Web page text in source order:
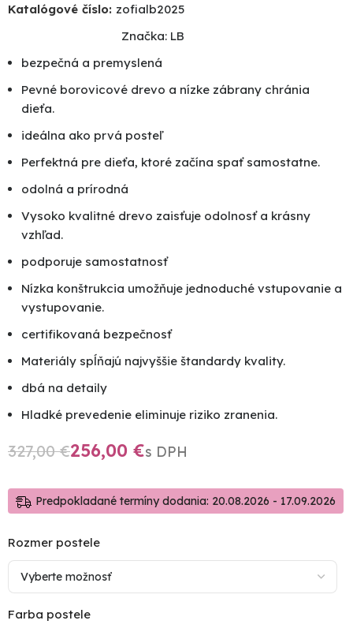
Katalógové číslo: zofialb2025
Značka: LB
bezpečná a premyslená
Pevné borovicové drevo a nízke zábrany chránia
dieťa.
ideálna ako prvá posteľ
Perfektná pre dieťa, ktoré začína spať samostatne.
odolná a prírodná
Vysoko kvalitné drevo zaisťuje odolnosť a krásny
vzhľad.
podporuje samostatnosť
Nízka konštrukcia umožňuje jednoduché vstupovanie a
vystupovanie.
certifikovaná bezpečnosť
Materiály spĺňajú najvyššie štandardy kvality.
dbá na detaily
Hladké prevedenie eliminuje riziko zranenia.
327,00€256,00€
Predpokladané termíny dodania: 20.08.2026 - 17.09.2026
Rozmer postele
Farba postele